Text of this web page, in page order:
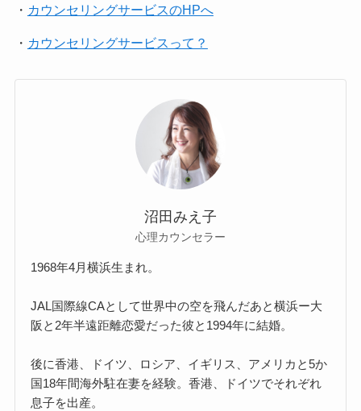
・ カウンセリングサービスのHPへ
・ カウンセリングサービスって？
沼田みえ子
心理カウンセラー
1968年4月横浜生まれ。
JAL国際線CAとして世界中の空を飛んだあと横浜ー大
阪と2年半遠距離恋愛だった彼と1994年に結婚。
後に香港、ドイツ、ロシア、イギリス、アメリカと5か
国18年間海外駐在妻を経験。香港、ドイツでそれぞれ
息子を出産。